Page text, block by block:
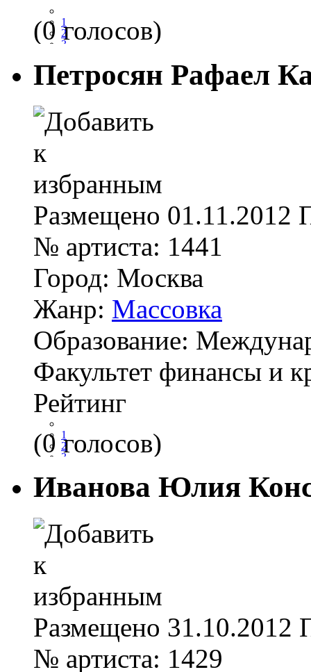
1
2
3
(0 голосов)
Петросян Рафаел
Размещено 01.11.2012
№ артиста: 1441
Город: Москва
Жанр: Массовка
Образование:
Факультет финансы и
Рейтинг
1
2
3
(0 голосов)
Иванова Юлия
Размещено 31.10.2012
№ артиста: 1429